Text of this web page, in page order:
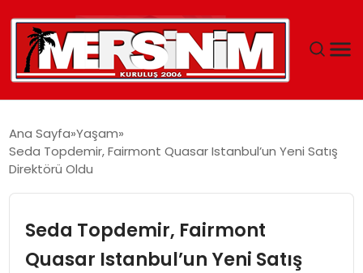
YAŞAM
Ana Sayfa Yaşam
Seda Topdemir, Fairmont Quasar Istanbul’un Yeni Satış
Direktörü Oldu
Seda Topdemir, Fairmont
Quasar Istanbul’un Yeni Satış